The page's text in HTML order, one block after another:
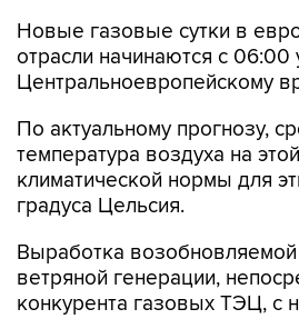
Новые газовые сутки в
отрасли начинаются c 06:00
Центральноевропейскому
По актуальному прогнозу,
температура воздуха на
климатической нормы для
градуса Цельсия.
Выработка возобновляемой
ветряной генерации,
конкурента газовых ТЭЦ, с